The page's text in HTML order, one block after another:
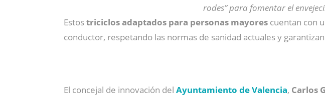
rodes” para fomentar el
Estostriciclos adaptados para personas mayores cuentan con
conductor, respetando las normas de sanidad actuales y
El concejal de innovación del Ayuntamiento de Valencia, Carlos